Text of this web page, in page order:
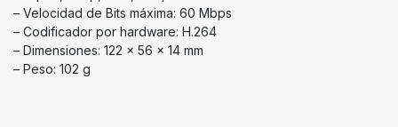
– Velocidad de Bits máxima: 60 Mbps
– Codificador por hardware: H.264
– Dimensiones: 122 x 56 x 14 mm
– Peso: 102 g